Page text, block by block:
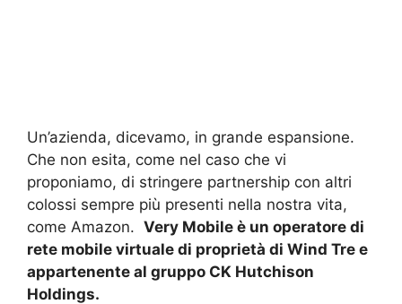
Un’azienda, dicevamo, in grande espansione.
Che non esita, come nel caso che vi
proponiamo, di stringere partnership con altri
colossi sempre più presenti nella nostra vita,
come Amazon. Very Mobile è un operatore di
rete mobile virtuale di proprietà di Wind Tre e
appartenente al gruppo CK Hutchison
Holdings.